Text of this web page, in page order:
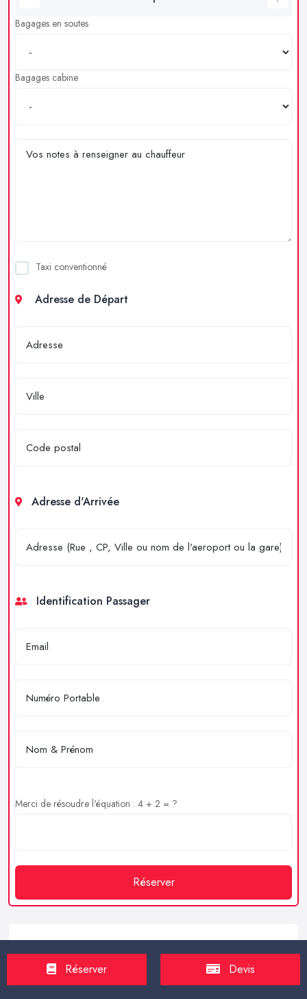
Bagages en soutes
Bagages cabine
Taxi conventionné
Adresse de Départ
Adresse d'Arrivée
Identification Passager
Merci de résoudre l'équation : 4 + 2 = ?
Réserver
Service client
https://proxilive.fr
Réserver Devis